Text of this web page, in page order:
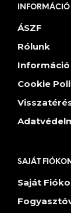
INFORMÁCIÓ
ÁSZF
Rólunk
Információ
Cookie
SAJÁT
Saját